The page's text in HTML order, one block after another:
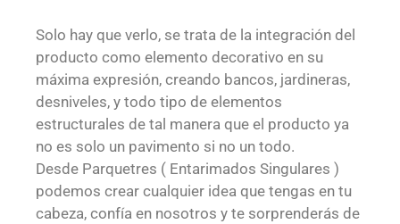
Solo hay que verlo, se trata de la integración del
producto como elemento decorativo en su
máxima expresión, creando bancos, jardineras,
desniveles, y todo tipo de elementos
estructurales de tal manera que el producto ya
no es solo un pavimento si no un todo.
Desde Parquetres ( Entarimados Singulares )
podemos crear cualquier idea que tengas en tu
cabeza, confía en nosotros y te sorprenderás de